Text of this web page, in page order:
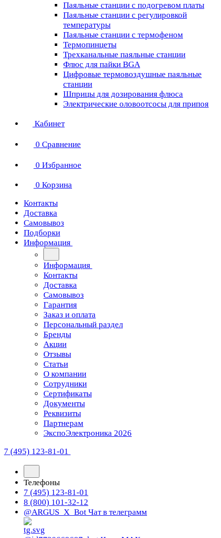
Паяльные станции с подогревом платы
Паяльные станции с регулировкой
температуры
Паяльные станции с термофеном
Термопинцеты
Трехканальные паяльные станции
Флюс для пайки BGA
Цифровые термовоздушные паяльные
станции
Шприцы для дозирования флюса
Электрические оловоотсосы для припоя
Кабинет
0 Сравнение
0 Избранное
0 Корзина
Контакты
Доставка
Самовывоз
Подборки
Информация
Информация
Контакты
Доставка
Самовывоз
Гарантия
Заказ и оплата
Персональный раздел
Бренды
Акции
Отзывы
Статьи
О компании
Сотрудники
Сертификаты
Документы
Реквизиты
Партнерам
ЭкспоЭлектроника 2026
7 (495) 123-81-01
Телефоны
7 (495) 123-81-01
8 (800) 101-32-12
@ARGUS_X_Bot Чат в телеграмм